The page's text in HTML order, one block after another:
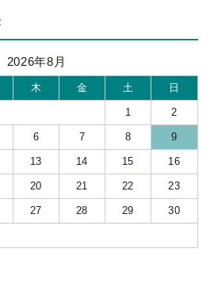
2026年8月
木 金 土 日
1 2
6 7 8 9
13 14 15 16
20 21 22 23
27 28 29 30